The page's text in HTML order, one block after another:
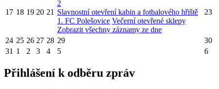
17 18 19 20 21
2
Slavnostní otevření kabin a fotbalového hřiště
1. FC Polešovice Večerní otevřené sklepy
Zobrazit všechny záznamy ze dne
23
24 25 26 27 28 29
30
31 1 2 3 4 5 6
Přihlášení k odběru zpráv